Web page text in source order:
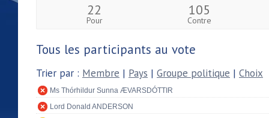
22
Pour
105
Contre
Tous les participants au vote
Trier par : Membre | Pays | Groupe politique | Choix
Ms Thórhildur Sunna ÆVARSDÓTTIR
Lord Donald ANDERSON